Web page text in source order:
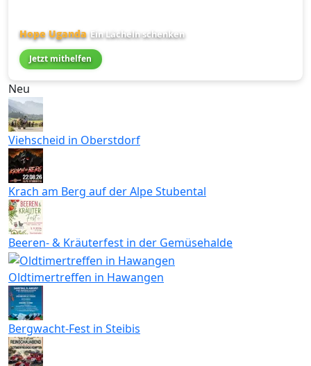
Hope Uganda Ein Lächeln schenken
Jetzt mithelfen
Neu
Viehscheid in Oberstdorf
Krach am Berg auf der Alpe Stubental
Beeren- & Kräuterfest in der Gemüsehalde
Oldtimertreffen in Hawangen
Bergwacht-Fest in Steibis